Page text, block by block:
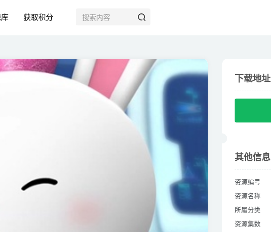
获取积分
资源名称
所属分类
资源集数
适合年龄
下载地址
其他信息
资源编号
资源名称
所属分类
资源集数